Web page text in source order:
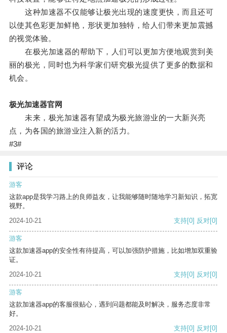
这种加速器不仅能够让极光出现的速度更快，而且还可
以使其色彩更加鲜艳，形状更加独特，给人们带来更加震撼
的视觉体验。
在极光加速器的帮助下，人们可以更加方便地观赏到美
丽的极光，同时也为科学家们研究极光提供了更多的数据和
机会。
极光加速器官网
未来，极光加速器有望成为极光旅游业的一大新兴亮
点，为各国的旅游业注入新的活力。
#3#
评论
游客
这款app是我学习路上的良师益友，让我能够随时随地学习新知识，拓宽
视野。
2024-10-21
支持[0] 反对[0]
游客
这款加速器app的安全性有待提高，可以加强防护措施，比如增加双重验
证。
2024-10-21
支持[0] 反对[0]
游客
这款加速器app的客服很贴心，遇到问题都能及时解决，服务态度非常
好。
2024-10-21
支持[0] 反对[0]